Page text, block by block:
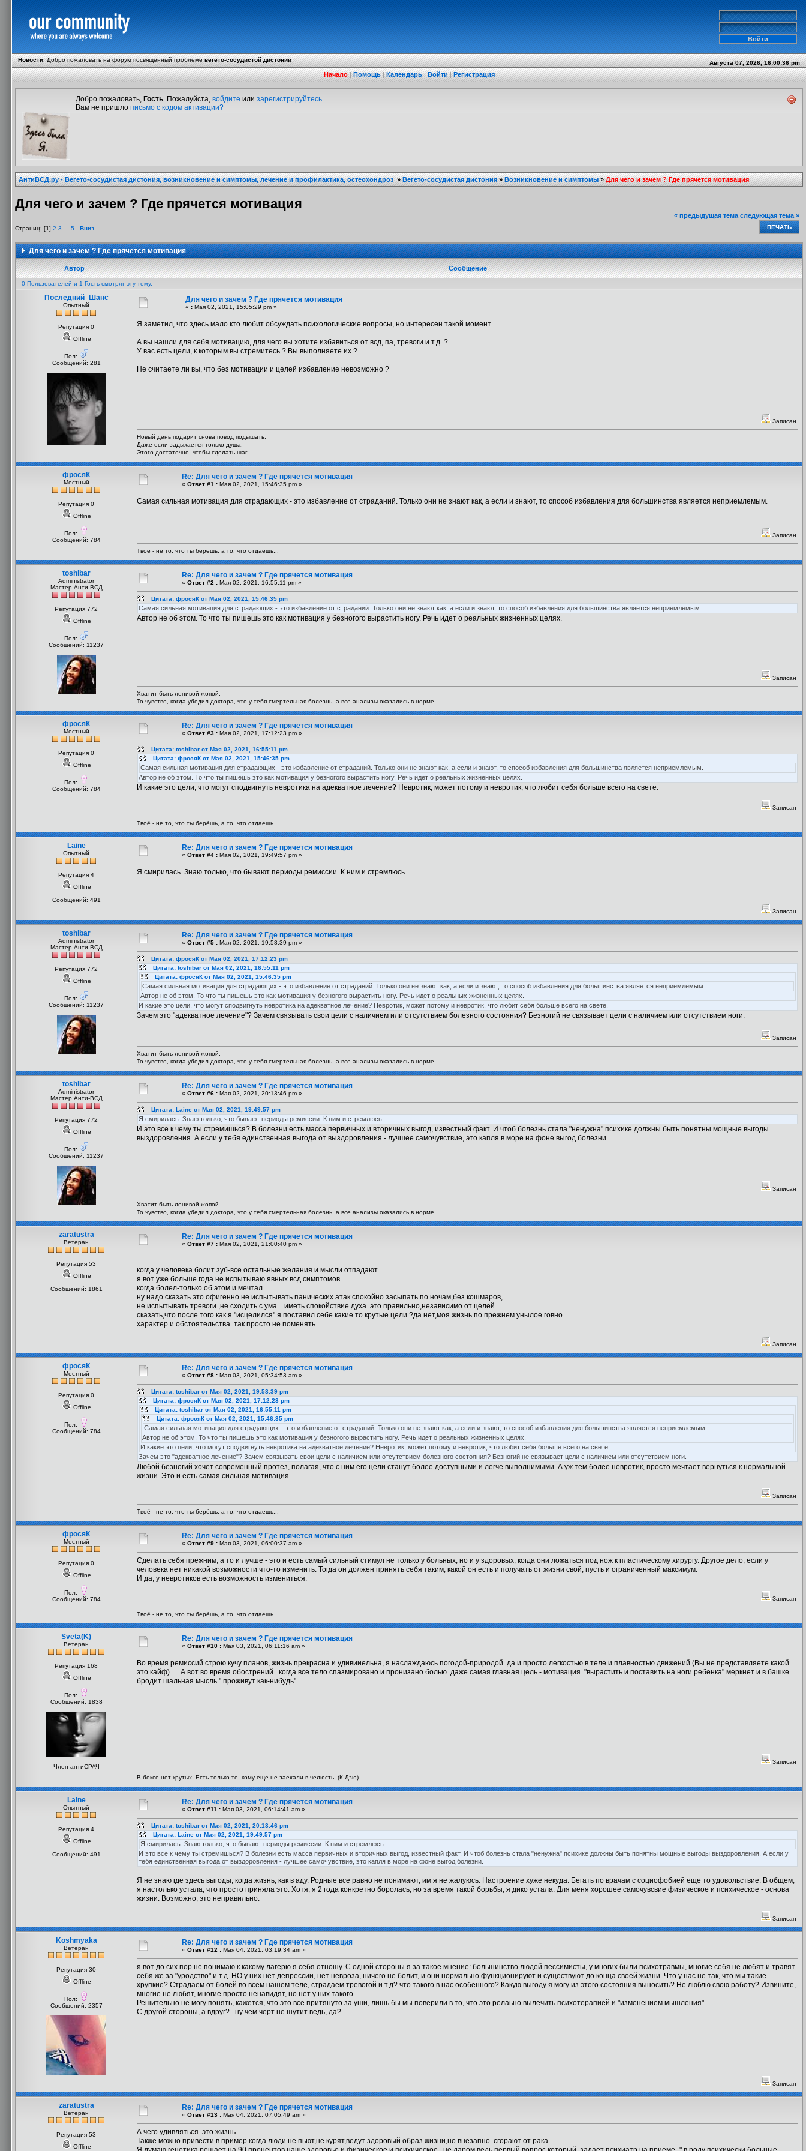
Новости:Добро пожаловать на форум посвященный проблемевегето-сосудистой дистонии Августа 07, 2026, 16:00:36 pm
Начало|Помощь|Календарь|Войти|Регистрация
Добро пожаловать, Гость. Пожалуйста, войдите или зарегистрируйтесь.
Вам не пришло письмо с кодом активации?
АнтиВСД.ру - Вегето-сосудистая дистония, возникновение и симптомы, лечение и профилактика, остеохондроз»Вегето-сосудистая дистония»Возникновение и симптомы»Для чего и зачем ? Где прячется мотивация
Для чего и зачем ? Где прячется мотивация
Страниц: [1] 2 3 5 Вниз
« предыдущая тема следующая тема »
ПЕЧАТЬ
Для чего и зачем ? Где прячется мотивация
Автор Сообщение
0 Пользователей и 1 Гость смотрят эту тему.
Последний_Шанс
Опытный
Репутация 0
Offline
Пол:
Сообщений: 281
Для чего и зачем ? Где прячется мотивация
« : Мая 02, 2021, 15:05:29 pm »
Я заметил, что здесь мало кто любит обсуждать психологические вопросы, но интересен такой момент.
А вы нашли для себя мотивацию, для чего вы хотите избавиться от всд, па, тревоги и т.д. ?
У вас есть цели, к которым вы стремитесь ? Вы выполняете их ?
Не считаете ли вы, что без мотивации и целей избавление невозможно ?
Записан
Новый день подарит снова повод подышать.
Даже если задыхается только душа.
Этого достаточно, чтобы сделать шаг.
фросяК
Местный
Репутация 0
Offline
Пол:
Сообщений: 784
Re: Для чего и зачем ? Где прячется мотивация
« Ответ #1 : Мая 02, 2021, 15:46:35 pm »
Самая сильная мотивация для страдающих - это избавление от страданий. Только они не знают как, а если и знают, то способ избавления для большинства является неприемлемым.
Записан
Твоё - не то, что ты берёшь, а то, что отдаешь...
toshibar
Administrator
Мастер Анти-ВСД
Репутация 772
Offline
Пол:
Сообщений: 11237
Re: Для чего и зачем ? Где прячется мотивация
« Ответ #2 : Мая 02, 2021, 16:55:11 pm »
Цитата: фросяК от Мая 02, 2021, 15:46:35 pm
Самая сильная мотивация для страдающих - это избавление от страданий. Только они не знают как, а если и знают, то способ избавления для большинства является неприемлемым.
Автор не об этом. То что ты пишешь это как мотивация у безногого вырастить ногу. Речь идет о реальных жизненных целях.
Записан
Хватит быть ленивой жопой.
То чувство, когда убедил доктора, что у тебя смертельная болезнь, а все анализы оказались в норме.
фросяК
Местный
Репутация 0
Offline
Пол:
Сообщений: 784
Re: Для чего и зачем ? Где прячется мотивация
« Ответ #3 : Мая 02, 2021, 17:12:23 pm »
Цитата: toshibar от Мая 02, 2021, 16:55:11 pm
Цитата: фросяК от Мая 02, 2021, 15:46:35 pm
Самая сильная мотивация для страдающих - это избавление от страданий. Только они не знают как, а если и знают, то способ избавления для большинства является неприемлемым.
Автор не об этом. То что ты пишешь это как мотивация у безногого вырастить ногу. Речь идет о реальных жизненных целях.
И какие это цели, что могут сподвигнуть невротика на адекватное лечение? Невротик, может потому и невротик, что любит себя больше всего на свете.
Записан
Твоё - не то, что ты берёшь, а то, что отдаешь...
Laine
Опытный
Репутация 4
Offline
Сообщений: 491
Re: Для чего и зачем ? Где прячется мотивация
« Ответ #4 : Мая 02, 2021, 19:49:57 pm »
Я смирилась. Знаю только, что бывают периоды ремиссии. К ним и стремлюсь.
Записан
toshibar
Administrator
Мастер Анти-ВСД
Репутация 772
Offline
Пол:
Сообщений: 11237
Re: Для чего и зачем ? Где прячется мотивация
« Ответ #5 : Мая 02, 2021, 19:58:39 pm »
Цитата: фросяК от Мая 02, 2021, 17:12:23 pm
Цитата: toshibar от Мая 02, 2021, 16:55:11 pm
Цитата: фросяК от Мая 02, 2021, 15:46:35 pm
Самая сильная мотивация для страдающих - это избавление от страданий. Только они не знают как, а если и знают, то способ избавления для большинства является неприемлемым.
Автор не об этом. То что ты пишешь это как мотивация у безногого вырастить ногу. Речь идет о реальных жизненных целях.
И какие это цели, что могут сподвигнуть невротика на адекватное лечение? Невротик, может потому и невротик, что любит себя больше всего на свете.
Зачем это "адекватное лечение"? Зачем связывать свои цели с наличием или отсутствием болезного состояния? Безногий не связывает цели с наличием или отсутствием ноги.
Записан
Хватит быть ленивой жопой.
То чувство, когда убедил доктора, что у тебя смертельная болезнь, а все анализы оказались в норме.
toshibar
Administrator
Мастер Анти-ВСД
Репутация 772
Offline
Пол:
Сообщений: 11237
Re: Для чего и зачем ? Где прячется мотивация
« Ответ #6 : Мая 02, 2021, 20:13:46 pm »
Цитата: Laine от Мая 02, 2021, 19:49:57 pm
Я смирилась. Знаю только, что бывают периоды ремиссии. К ним и стремлюсь.
И это все к чему ты стремишься? В болезни есть масса первичных и вторичных выгод, известный факт. И чтоб болезнь стала "ненужна" психике должны быть понятны мощные выгоды
выздоровления. А если у тебя единственная выгода от выздоровления - лучшее самочувствие, это капля в море на фоне выгод болезни.
Записан
Хватит быть ленивой жопой.
То чувство, когда убедил доктора, что у тебя смертельная болезнь, а все анализы оказались в норме.
zaratustra
Ветеран
Репутация 53
Offline
Сообщений: 1861
Re: Для чего и зачем ? Где прячется мотивация
« Ответ #7 : Мая 02, 2021, 21:00:40 pm »
когда у человека болит зуб-все остальные желания и мысли отпадают.
я вот уже больше года не испытываю явных всд симптомов.
когда болел-только об этом и мечтал.
ну надо сказать это офигенно не испытывать панических атак.спокойно засыпать по ночам,без кошмаров,
не испытывать тревоги ,не сходить с ума... иметь спокойствие духа..это правильно,независимо от целей.
сказать,что после того как я "исцелился" я поставил себе какие то крутые цели ?да нет,моя жизнь по прежнем унылое говно.
характер и обстоятельства так просто не поменять.
Записан
фросяК
Местный
Репутация 0
Offline
Пол:
Сообщений: 784
Re: Для чего и зачем ? Где прячется мотивация
« Ответ #8 : Мая 03, 2021, 05:34:53 am »
Цитата: toshibar от Мая 02, 2021, 19:58:39 pm
Цитата: фросяК от Мая 02, 2021, 17:12:23 pm
Цитата: toshibar от Мая 02, 2021, 16:55:11 pm
Цитата: фросяК от Мая 02, 2021, 15:46:35 pm
Самая сильная мотивация для страдающих - это избавление от страданий. Только они не знают как, а если и знают, то способ избавления для большинства является неприемлемым.
Автор не об этом. То что ты пишешь это как мотивация у безногого вырастить ногу. Речь идет о реальных жизненных целях.
И какие это цели, что могут сподвигнуть невротика на адекватное лечение? Невротик, может потому и невротик, что любит себя больше всего на свете.
Зачем это "адекватное лечение"? Зачем связывать свои цели с наличием или отсутствием болезного состояния? Безногий не связывает цели с наличием или отсутствием ноги.
Любой безногий хочет современный протез, полагая, что с ним его цели станут более доступными и легче выполнимыми. А уж тем более невротик, просто мечтает вернуться к нормальной
жизни. Это и есть самая сильная мотивация.
Записан
Твоё - не то, что ты берёшь, а то, что отдаешь...
фросяК
Местный
Репутация 0
Offline
Пол:
Сообщений: 784
Re: Для чего и зачем ? Где прячется мотивация
« Ответ #9 : Мая 03, 2021, 06:00:37 am »
Сделать себя прежним, а то и лучше - это и есть самый сильный стимул не только у больных, но и у здоровых, когда они ложаться под нож к пластическому хирургу. Другое дело, если у
человека нет никакой возможности что-то изменить. Тогда он должен принять себя таким, какой он есть и получать от жизни свой, пусть и ограниченный максимум.
И да, у невротиков есть возможность измениться.
Записан
Твоё - не то, что ты берёшь, а то, что отдаешь...
Sveta(K)
Ветеран
Репутация 168
Offline
Пол:
Сообщений: 1838
Член антиСРАЧ
Re: Для чего и зачем ? Где прячется мотивация
« Ответ #10 : Мая 03, 2021, 06:11:16 am »
Во время ремиссий строю кучу планов, жизнь прекрасна и удивииельна, я наслаждаюсь погодой-природой..да и просто легкостью в теле и плавностью движений (Вы не представляете какой
это кайф)..... А вот во время обострений...когда все тело спазмировано и пронизано болью..даже самая главная цель - мотивация "вырастить и поставить на ноги ребенка" меркнет и в башке
бродит шальная мысль " проживут как-нибудь"..
Записан
В боксе нет крутых. Есть только те, кому еще не заехали в челюсть. (К.Дзю)
Laine
Опытный
Репутация 4
Offline
Сообщений: 491
Re: Для чего и зачем ? Где прячется мотивация
« Ответ #11 : Мая 03, 2021, 06:14:41 am »
Цитата: toshibar от Мая 02, 2021, 20:13:46 pm
Цитата: Laine от Мая 02, 2021, 19:49:57 pm
Я смирилась. Знаю только, что бывают периоды ремиссии. К ним и стремлюсь.
И это все к чему ты стремишься? В болезни есть масса первичных и вторичных выгод, известный факт. И чтоб болезнь стала "ненужна" психике должны быть понятны мощные выгоды выздоровления. А если у
тебя единственная выгода от выздоровления - лучшее самочувствие, это капля в море на фоне выгод болезни.
Я не знаю где здесь выгоды, когда жизнь, как в аду. Родные все равно не понимают, им я не жалуюсь. Настроение хуже некуда. Бегать по врачам с социофобией еще то удовольствие. В общем,
я настолько устала, что просто приняла это. Хотя, я 2 года конкретно боролась, но за время такой борьбы, я дико устала. Для меня хорошее самочувсвие физическое и психическое - основа
жизни. Возможно, это неправильно.
Записан
Koshmyaka
Ветеран
Репутация 30
Offline
Пол:
Сообщений: 2357
Re: Для чего и зачем ? Где прячется мотивация
« Ответ #12 : Мая 04, 2021, 03:19:34 am »
я вот до сих пор не понимаю к какому лагерю я себя отношу. С одной стороны я за такое мнение: большинство людей пессимисты, у многих были психотравмы, многие себя не любят и травят
себя же за "уродство" и т.д. НО у них нет депрессии, нет невроза, ничего не болит, и они нормально функционируют и существуют до конца своей жизни. Что у нас не так, что мы такие
хрупкие? Страдаем от болей во всем нашем теле, страдаем тревогой и т.д? что такого в нас особенного? Какую выгоду я могу из этого состояния выносить? Не люблю свою работу? Извините,
многие не любят, многие просто ненавидят, но нет у них такого.
Решительно не могу понять, кажется, что это все притянуто за уши, лишь бы мы поверили в то, что это релаьно вылечить психотерапией и "изменением мышления".
С другой стороны, а вдруг?.. ну чем черт не шутит ведь, да?
Записан
zaratustra
Ветеран
Репутация 53
Offline
Re: Для чего и зачем ? Где прячется мотивация
« Ответ #13 : Мая 04, 2021, 07:05:49 am »
А чего удивляться..это жизнь.
Также можно привести в пример когда люди не пьют,не курят,ведут здоровый образ жизни,но внезапно сгорают от рака.